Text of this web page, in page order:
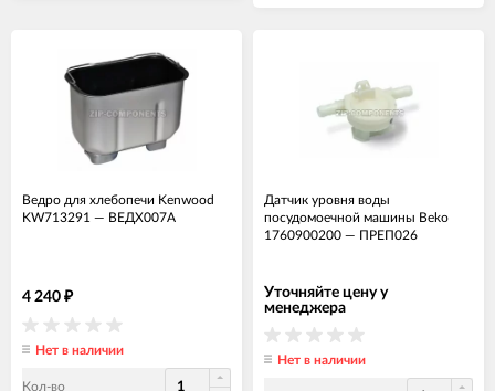
Ведро для хлебопечи Kenwood
KW713291 — ВЕДХ007А
4 240 ₽
Нет в наличии
Кол-во
Датчик уровня воды
посудомоечной машины Beko
1760900200 — ПРЕП026
Уточняйте цену у
менеджера
Нет в наличии